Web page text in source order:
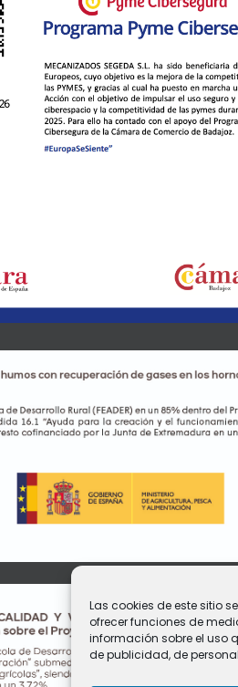
Las cookies de este sitio
ofrecer funciones de
información sobre el uso
de publicidad, de